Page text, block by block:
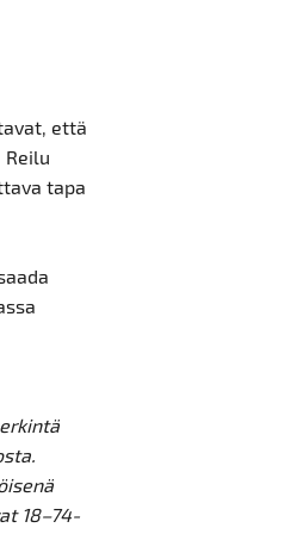
että
tapa
18–74-